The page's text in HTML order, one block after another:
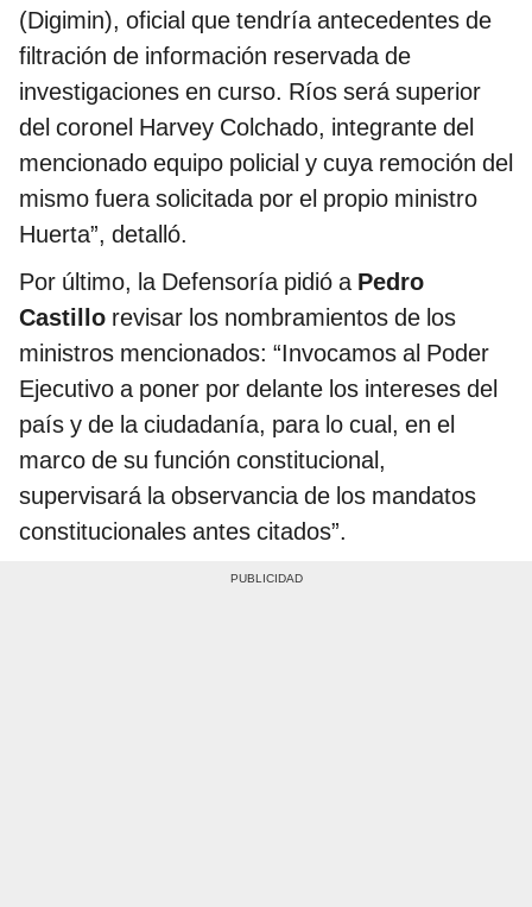
(Digimin), oficial que tendría antecedentes de
filtración de información reservada de
investigaciones en curso. Ríos será superior
del coronel Harvey Colchado, integrante del
mencionado equipo policial y cuya remoción del
mismo fuera solicitada por el propio ministro
Huerta”, detalló.
Por último, la Defensoría pidió a Pedro
Castillo revisar los nombramientos de los
ministros mencionados: “Invocamos al Poder
Ejecutivo a poner por delante los intereses del
país y de la ciudadanía, para lo cual, en el
marco de su función constitucional,
supervisará la observancia de los mandatos
constitucionales antes citados”.